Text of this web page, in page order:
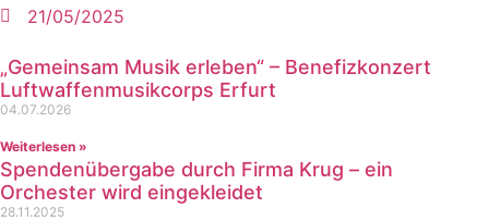
21/05/2025
„Gemeinsam Musik erleben“ – Benefizkonzert
Luftwaffenmusikcorps Erfurt
04.07.2026
Weiterlesen »
Spendenübergabe durch Firma Krug – ein
Orchester wird eingekleidet
28.11.2025